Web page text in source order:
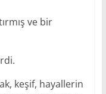
ve bir
keşif, hayallerin